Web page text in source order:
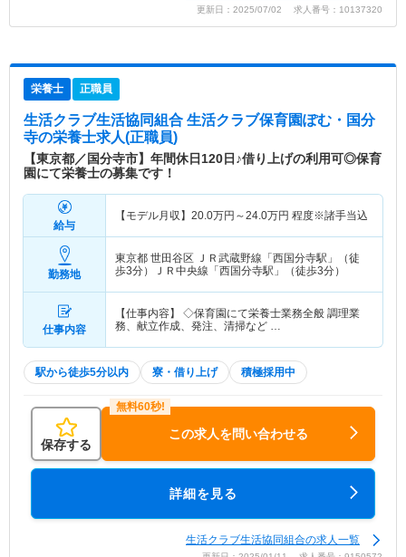
更新日：2025/07/02 求人番号：10137320
栄養士 正職員
生活クラブ生活協同組合 生活クラブ保育園ぽむ・国分
寺の栄養士求人(正職員)
【東京都／国分寺市】年間休日120日♪借り上げの利用可◎保育
園にて栄養士の募集です！
給与
【モデル月収】 20.0万円～24.0万円 程度※諸手当込
勤務地
東京都 世田谷区
ＪＲ武蔵野線「西国分寺駅」（徒
歩3分）ＪＲ中央線「西国分寺駅」（徒歩3分）
仕事内容
【仕事内容】 ◇保育園にて栄養士業務全般 調理業
務、献立作成、発注、清掃など …
駅から徒歩5分以内 寮・借り上げ 積極採用中
保存する
この求人を問い合わせる
詳細を見る
生活クラブ生活協同組合の求人一覧